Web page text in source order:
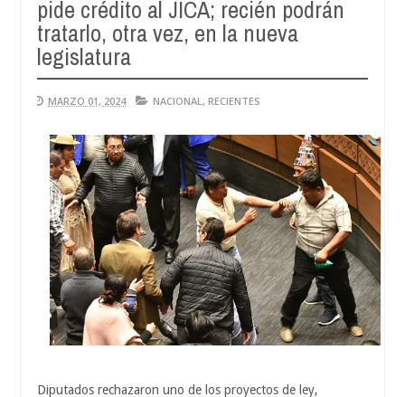
pide crédito al JICA; recién podrán
tratarlo, otra vez, en la nueva
legislatura
MARZO 01, 2024 NACIONAL , RECIENTES
Diputados rechazaron uno de los proyectos de ley,